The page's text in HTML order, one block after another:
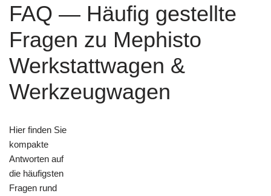
FAQ — Häufig gestellte
Fragen zu Mephisto
Werkstattwagen &
Werkzeugwagen
Hier finden Sie
kompakte
Antworten auf
die häufigsten
Fragen rund